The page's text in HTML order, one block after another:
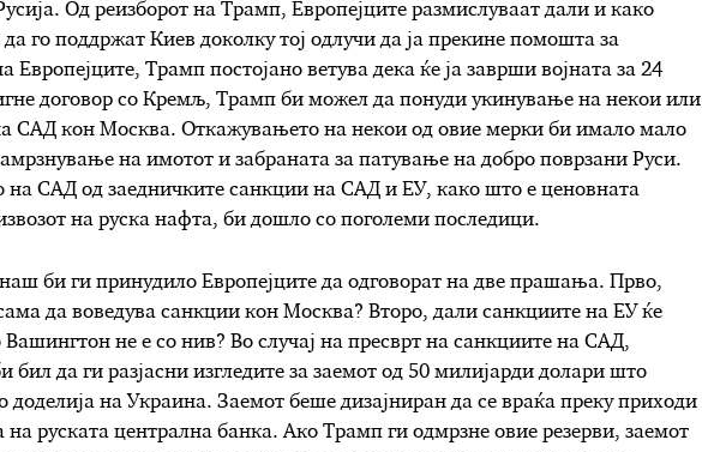
Од реизборот на Трамп, Европејците размислуваат дали и како
го поддржат Киев доколку тој одлучи да ја прекине помошта за
Европејците, Трамп постојано ветува дека ќе ја заврши војната за 24
договор со Кремљ, Трамп би можел да понуди укинување на некои или
САД кон Москва. Откажувањето на некои од овие мерки би имало мало
на имотот и забраната за патување на добро поврзани Руси.
на САД од заедничките санкции на САД и ЕУ, како што е ценовната
на руска нафта, би дошло со поголеми последици.
би ги принудило Европејците да одговорат на две прашања. Прво,
да воведува санкции кон Москва? Второ, дали санкциите на ЕУ ќе
Вашингтон не е со нив? Во случај на пресврт на санкциите на САД,
бил да ги разјасни изгледите за заемот од 50 милијарди долари што
доделија на Украина. Заемот беше дизајниран да се враќа преку приходи
на руската централна банка. Ако Трамп ги одмрзне овие резерви, заемот